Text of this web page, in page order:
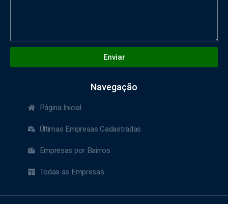
Enviar
Navegação
Página Inicial
Últimas Empresas Cadastradas
Empresas por Bairros
Todas as Empresas